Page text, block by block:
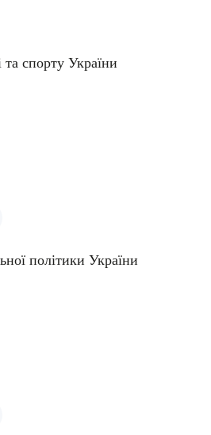
та спорту України
політики України